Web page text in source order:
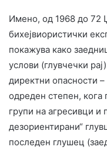
Имено, од 1968 до 72
бихејвиористички
покажува како
услови (глувчечки
директни опасности
одреден степен, кога
групи на агресивци и
дезориентирани“
последен глушец